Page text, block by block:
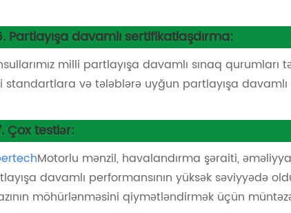
Partlayışa davamlı sertifikatlaşdırma:
milli partlayışa davamlı sınaq
standartlara və tələblərə uyğun partlayışa davamlı
Çox testlər:
Motorlu mənzil, havalandırma şəraiti,
davamlı performansının yüksək səviyyədə
möhürlənməsini qiymətləndirmək üçün